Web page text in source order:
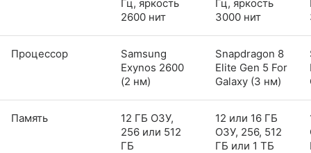
Гц, яркость
2600 нит
Гц, яркость
3000 нит
Процессор
Samsung
Exynos 2600
(2 нм)
Snapdragon 8
Elite Gen 5 For
Galaxy (3 нм)
Память
12 ГБ ОЗУ,
256 или 512
ГБ
12 или 16 ГБ
ОЗУ, 256, 512
ГБ или 1 ТБ